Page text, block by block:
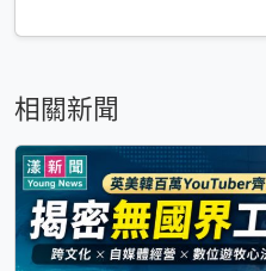
相關新聞